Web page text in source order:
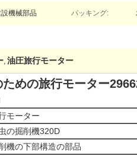
機械部品 パッキング:
, 油圧旅行モーター
めの旅行モーター
モーター
の掘削機320D
機の下部構造の部品